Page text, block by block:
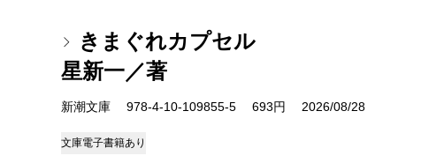
きまぐれカプセル
星新一／著
新潮文庫 978-4-10-109855-5 693円 2026/08/28
文庫電子書籍あり